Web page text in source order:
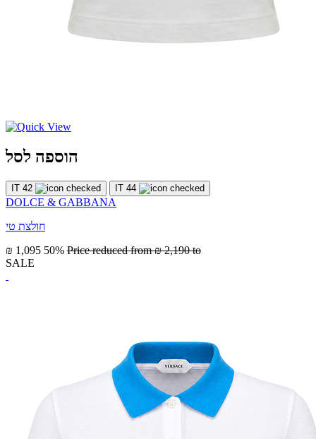
הוספה לסל
IT 42 IT 44
DOLCE & GABBANA
חולצת טי
₪ 1,095 50% Price reduced from₪ 2,190 to
SALE